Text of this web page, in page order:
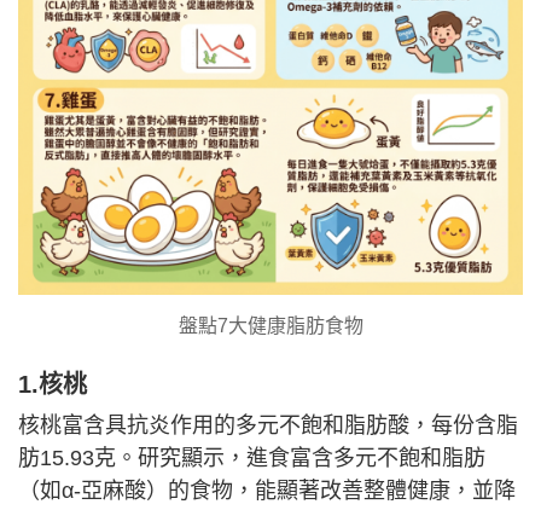
盤點7大健康脂肪食物
1.核桃
核桃富含具抗炎作用的多元不飽和脂肪酸，每份含脂
肪15.93克。研究顯示，進食富含多元不飽和脂肪
（如α-亞麻酸）的食物，能顯著改善整體健康，並降